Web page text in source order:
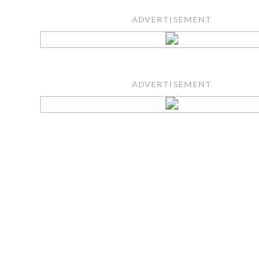
ADVERTISEMENT
ADVERTISEMENT